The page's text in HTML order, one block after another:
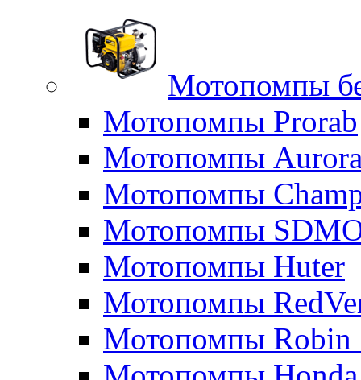
Мотопомпы
Мотопомпы Prorab
Мотопомпы
Мотопомпы
Мотопомпы
Мотопомпы Huter
Мотопомпы
Мотопомпы Robin